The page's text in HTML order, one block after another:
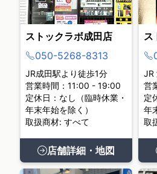
ストックラボ成田店
050-5268-8313
JR成田駅より徒歩1分
営業時間：11:00 - 19:00
定休日：なし（臨時休業・
年末年始を除く）
取扱商材: すべて
店舗詳細・地図
ス
JR
営
定
年
取